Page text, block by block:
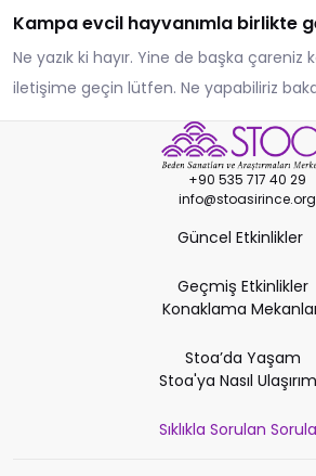
Kampa evcil hayvanımla birlikte
Ne yazık ki hayır. Yine de başka çareniz
iletişime geçin lütfen. Ne yapabiliriz
+90 535 717 40 29
info@stoasirince.org
Güncel Etkinlikler
Geçmiş Etkinlikler
Konaklama
Stoa’da Yaşam
Stoa'ya Nasıl
Sıklıkla Sorulan